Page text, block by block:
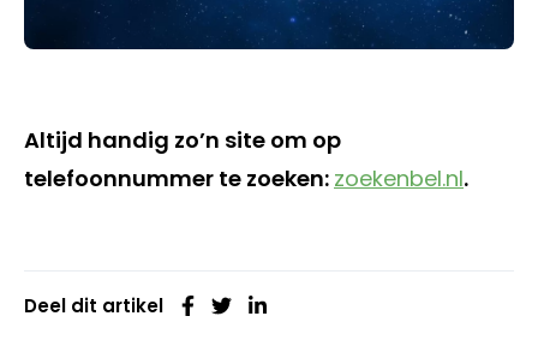
Altijd handig zo’n site om op
telefoonnummer te zoeken: zoekenbel.nl.
Deel dit artikel